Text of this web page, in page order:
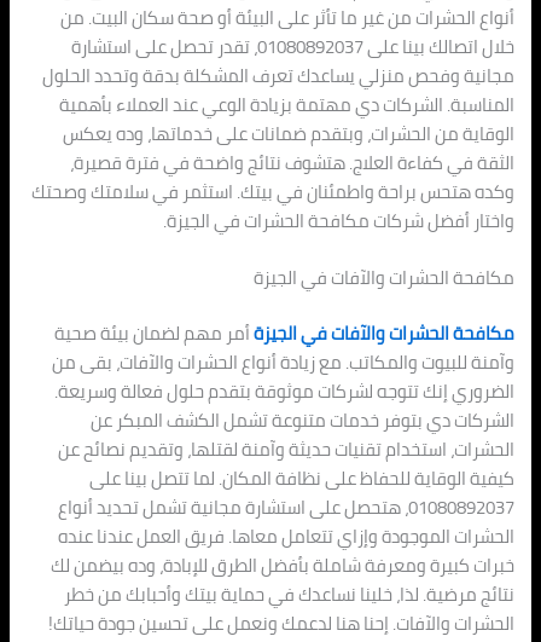
أنواع الحشرات من غير ما تأثر على البيئة أو صحة سكان البيت. من
خلال اتصالك بينا على 01080892037، تقدر تحصل على استشارة
مجانية وفحص منزلي يساعدك تعرف المشكلة بدقة وتحدد الحلول
المناسبة. الشركات دي مهتمة بزيادة الوعي عند العملاء بأهمية
الوقاية من الحشرات، وبتقدم ضمانات على خدماتها، وده يعكس
الثقة في كفاءة العلاج. هتشوف نتائج واضحة في فترة قصيرة،
وكده هتحس براحة واطمئنان في بيتك. استثمر في سلامتك وصحتك
واختار أفضل شركات مكافحة الحشرات في الجيزة.
مكافحة الحشرات والآفات في الجيزة
مكافحة الحشرات والآفات في الجيزةأمر مهم لضمان بيئة صحية
وآمنة للبيوت والمكاتب. مع زيادة أنواع الحشرات والآفات، بقى من
الضروري إنك تتوجه لشركات موثوقة بتقدم حلول فعالة وسريعة.
الشركات دي بتوفر خدمات متنوعة تشمل الكشف المبكر عن
الحشرات، استخدام تقنيات حديثة وآمنة لقتلها، وتقديم نصائح عن
كيفية الوقاية للحفاظ على نظافة المكان. لما تتصل بينا على
01080892037، هتحصل على استشارة مجانية تشمل تحديد أنواع
الحشرات الموجودة وإزاي تتعامل معاها. فريق العمل عندنا عنده
خبرات كبيرة ومعرفة شاملة بأفضل الطرق للإبادة، وده بيضمن لك
نتائج مرضية. لذا، خلينا نساعدك في حماية بيتك وأحبابك من خطر
الحشرات والآفات. إحنا هنا لدعمك ونعمل على تحسين جودة حياتك!